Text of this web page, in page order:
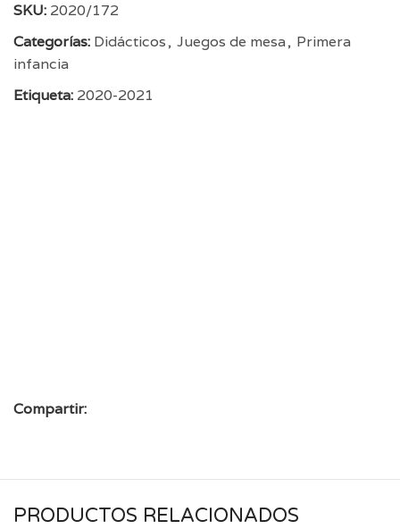
SKU: 2020/172
Categorías: Didácticos, Juegos de mesa, Primera
infancia
Etiqueta: 2020-2021
Compartir:
PRODUCTOS RELACIONADOS